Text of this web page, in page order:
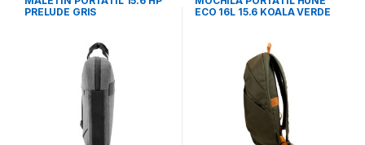
PRELUDE GRIS
ECO 16L 15.6 KOALA VERDE